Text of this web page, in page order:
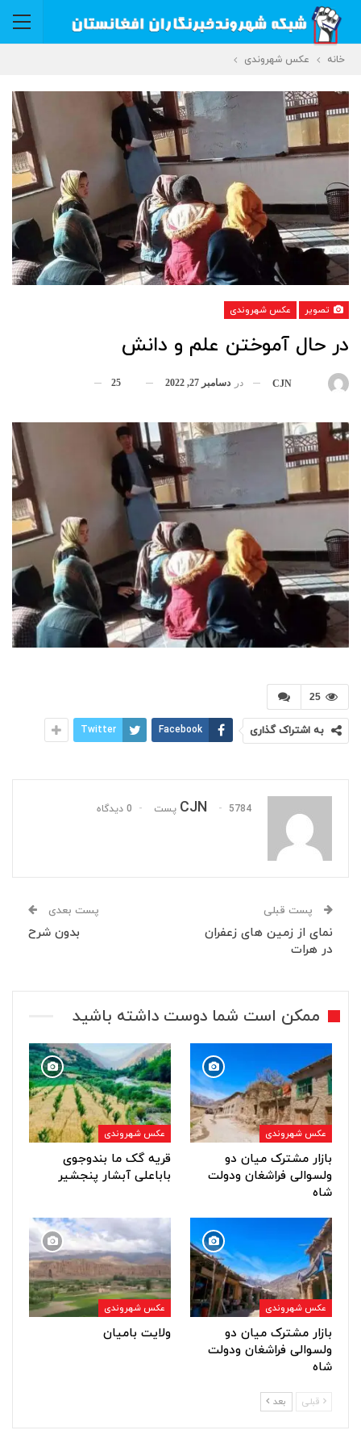
خانه عکس شهروندی
تصویر عکس شهروندی
در حال آموختن علم و دانش
CJN در دسامبر 27, 2022 25
25
به اشتراک گذاری Facebook
Twitter
CJN 5784 پست 0 دیدگاه
پست قبلی
نمای از زمین های زعفران
در هرات
پست بعدی
بدون شرح
ممکن است شما دوست داشته باشید
عکس شهروندی
بازار مشترک میان دو
ولسوالی فراشغان ودولت
شاه
عکس شهروندی
قریه گک ما بندوجوی
باباعلی آبشار پنجشیر
عکس شهروندی
بازار مشترک میان دو
ولسوالی فراشغان ودولت
شاه
عکس شهروندی
ولایت بامیان
قبلی بعد